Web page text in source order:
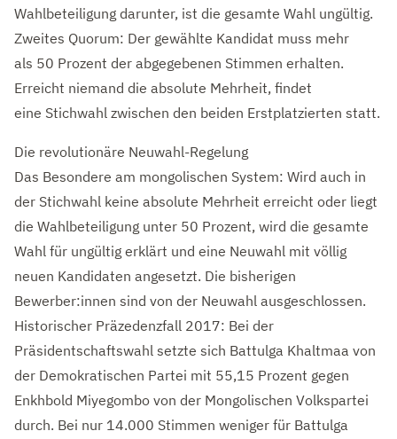
Wahlbeteiligung darunter, ist die gesamte Wahl ungültig.
Zweites Quorum: Der gewählte Kandidat muss mehr
als 50 Prozent der abgegebenen Stimmen erhalten.
Erreicht niemand die absolute Mehrheit, findet
eine Stichwahl zwischen den beiden Erstplatzierten statt.
Die revolutionäre Neuwahl-Regelung
Das Besondere am mongolischen System: Wird auch in
der Stichwahl keine absolute Mehrheit erreicht oder liegt
die Wahlbeteiligung unter 50 Prozent, wird die gesamte
Wahl für ungültig erklärt und eine Neuwahl mit völlig
neuen Kandidaten angesetzt. Die bisherigen
Bewerber:innen sind von der Neuwahl ausgeschlossen.
Historischer Präzedenzfall 2017: Bei der
Präsidentschaftswahl setzte sich Battulga Khaltmaa von
der Demokratischen Partei mit 55,15 Prozent gegen
Enkhbold Miyegombo von der Mongolischen Volkspartei
durch. Bei nur 14.000 Stimmen weniger für Battulga